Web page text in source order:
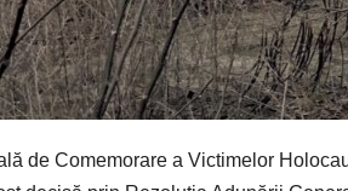
de Comemorare a Victimelor